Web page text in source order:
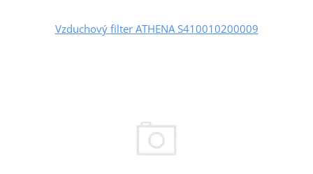
Vzduchový filter ATHENA S410010200009